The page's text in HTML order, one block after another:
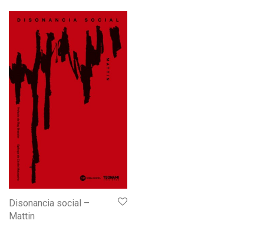
Disonancia social –
Mattin